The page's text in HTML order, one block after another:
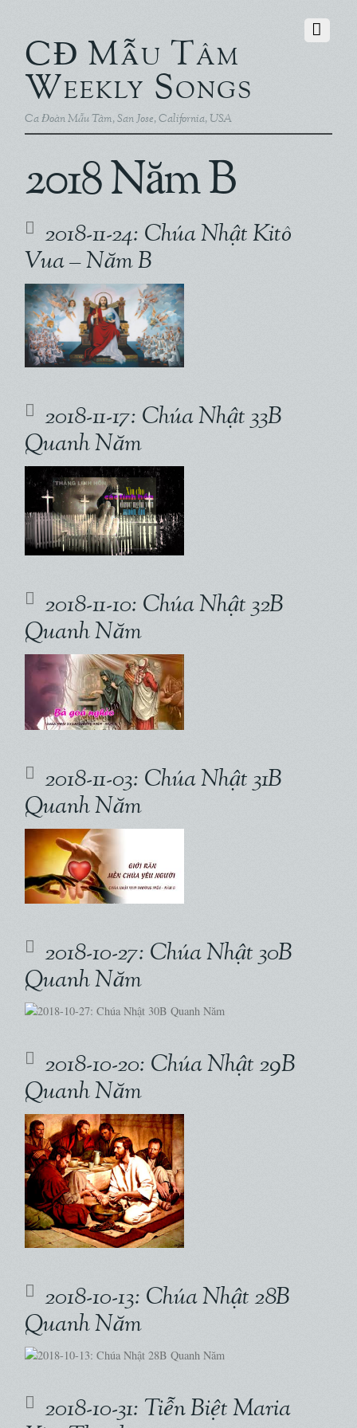
CĐ Mẫu Tâm
Weekly Songs
Ca Đoàn Mẫu Tâm, San Jose, California, USA
2018 Năm B
2018-11-24: Chúa Nhật Kitô
Vua – Năm B
2018-11-17: Chúa Nhật 33B
Quanh Năm
2018-11-10: Chúa Nhật 32B
Quanh Năm
2018-11-03: Chúa Nhật 31B
Quanh Năm
2018-10-27: Chúa Nhật 30B
Quanh Năm
2018-10-20: Chúa Nhật 29B
Quanh Năm
2018-10-13: Chúa Nhật 28B
Quanh Năm
2018-10-31: Tiễn Biệt Maria